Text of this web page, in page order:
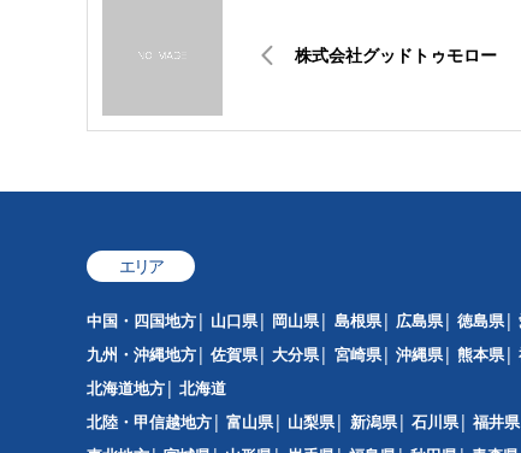
株式会社グッドトゥモロー
エリア
中国・四国地方 山口県 岡山県 島根県 広島県 徳島県
九州・沖縄地方
佐賀県 大分県 宮崎県 沖縄県 熊本県
北海道地方
北海道
北陸・甲信越地方
富山県 山梨県 新潟県 石川県 福井県